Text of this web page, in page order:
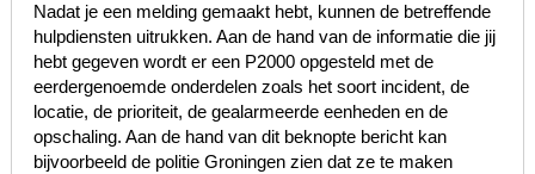
Nadat je een melding gemaakt hebt, kunnen de betreffende
hulpdiensten uitrukken. Aan de hand van de informatie die jij
hebt gegeven wordt er een P2000 opgesteld met de
eerdergenoemde onderdelen zoals het soort incident, de
locatie, de prioriteit, de gealarmeerde eenheden en de
opschaling. Aan de hand van dit beknopte bericht kan
bijvoorbeeld de politie Groningen zien dat ze te maken